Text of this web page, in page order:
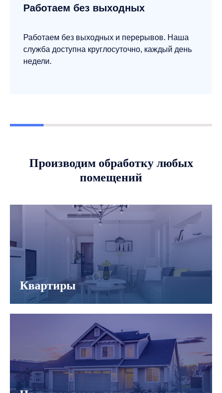
Работаем без выходных
Работаем без выходных и перерывов. Наша
служба доступна круглосуточно, каждый день
недели.
Производим обработку любых
помещений
Квартиры